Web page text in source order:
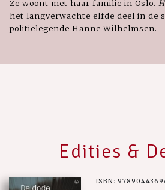
Ze woont met haar familie in Oslo.
het langverwachte elfde deel in de
politielegende Hanne Wilhelmsen.
Edities &
ISBN: